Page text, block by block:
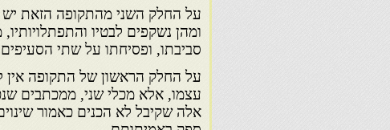
על החלק השני מהתקופה הזאת יש
ומהן נשקפים לבטיו
סביבתו, ופסיחתו על שתי
על החלק הראשון של התקופה אין
עצמו, אלא מכלי שני, ממכתבים
אלה שקיבל לא הכנים כאמור